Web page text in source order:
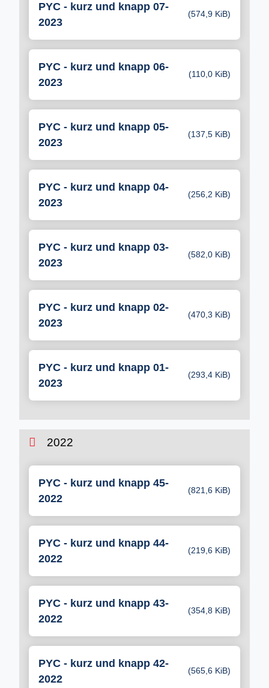
PYC - kurz und knapp 07-
2023
(574,9 KiB)
PYC - kurz und knapp 06-
2023
(110,0 KiB)
PYC - kurz und knapp 05-
2023
(137,5 KiB)
PYC - kurz und knapp 04-
2023
(256,2 KiB)
PYC - kurz und knapp 03-
2023
(582,0 KiB)
PYC - kurz und knapp 02-
2023
(470,3 KiB)
PYC - kurz und knapp 01-
2023
(293,4 KiB)
2022
PYC - kurz und knapp 45-
2022
(821,6 KiB)
PYC - kurz und knapp 44-
2022
(219,6 KiB)
PYC - kurz und knapp 43-
2022
(354,8 KiB)
PYC - kurz und knapp 42-
2022
(565,6 KiB)